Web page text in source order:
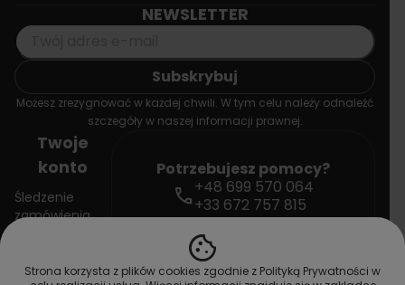
cookie
Strona korzysta z plików cookies zgodnie z Polityką Prywatności w
NEWSLETTER
Możesz zrezygnować w każdej chwili. W tym celu należy odnaleźć
szczegóły w naszej informacji prawnej.
Twoje
konto
Śledzenie
zamówienia
Potrzebujesz pomocy?
call+48 699 570 064
+33 672 757 815
mail